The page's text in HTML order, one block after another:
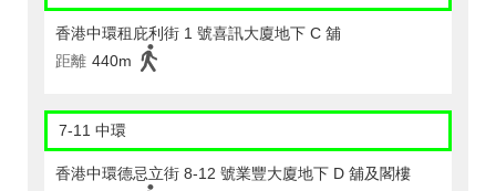
香港中環租庇利街 1 號喜訊大廈地下 C 舖
距離 440m
7-11 中環
香港中環德忌立街 8-12 號業豐大廈地下 D 舖及閣樓